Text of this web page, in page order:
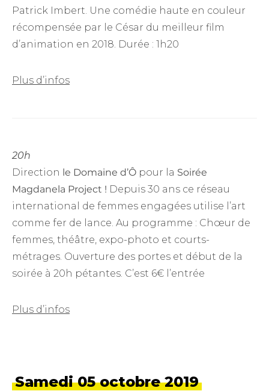
Patrick Imbert. Une comédie haute en couleur
récompensée par le César du meilleur film
d’animation en 2018. Durée : 1h20
Plus d’infos
20h
Direction le Domaine d’Ô pour la Soirée
Magdanela Project ! Depuis 30 ans ce réseau
international de femmes engagées utilise l’art
comme fer de lance. Au programme : Chœur de
femmes, théâtre, expo-photo et courts-
métrages. Ouverture des portes et début de la
soirée à 20h pétantes. C’est 6€ l’entrée
Plus d’infos
Samedi 05 octobre 2019